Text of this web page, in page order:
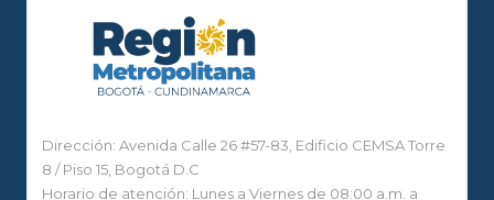
Dirección: Avenida Calle 26 #57-83, Edificio CEMSA Torre
8 / Piso 15, Bogotá D.C
Horario de atención: Lunes a Viernes de 08:00 a.m. a